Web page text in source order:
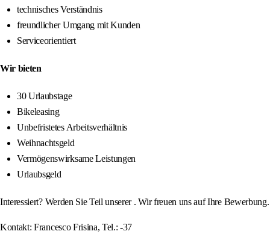
technisches Verständnis
freundlicher Umgang mit Kunden
Serviceorientiert
Wir bieten
30 Urlaubstage
Bikeleasing
Unbefristetes Arbeitsverhältnis
Weihnachtsgeld
Vermögenswirksame Leistungen
Urlaubsgeld
Interessiert? Werden Sie Teil unserer . Wir freuen uns auf Ihre Bewerbung.
Kontakt: Francesco Frisina, Tel.: -37